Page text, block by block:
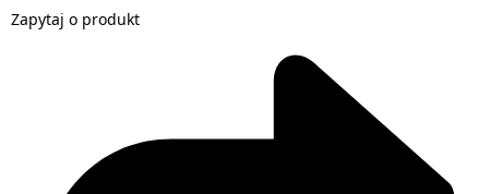
Zapytaj o produkt